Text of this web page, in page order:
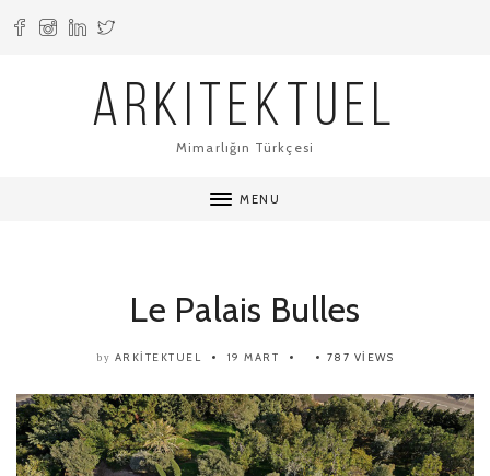
ARKITEKTUEL
Mimarlığın Türkçesi
MENU
Le Palais Bulles
by ARKITEKTUEL 19 MART 787 VIEWS